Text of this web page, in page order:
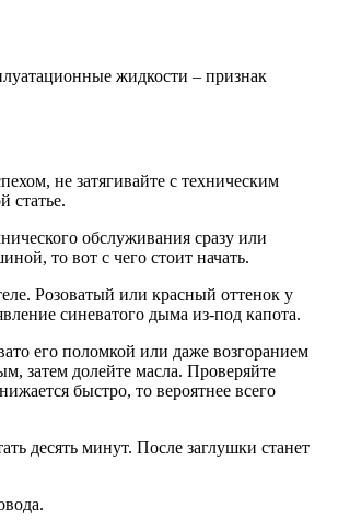
жидкости – признак
не затягивайте с техническим
статье.
обслуживания сразу или
то вот с чего стоит начать.
Розоватый или красный оттенок у
синеватого дыма из-под капота.
его поломкой или даже возгоранием
затем долейте масла. Проверяйте
быстро, то вероятнее всего
десять минут. После заглушки станет